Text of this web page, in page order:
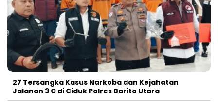
27 Tersangka Kasus Narkoba dan Kejahatan
Jalanan 3 C di Ciduk Polres Barito Utara